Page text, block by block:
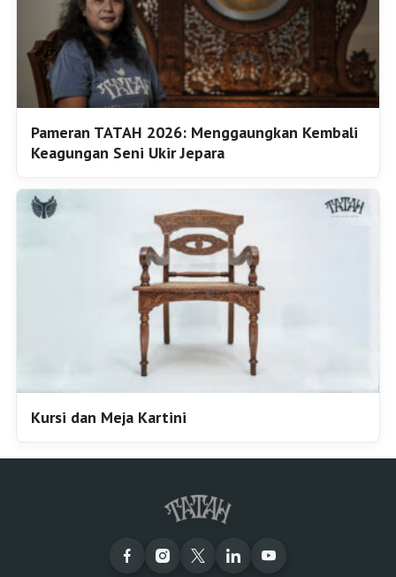
Pameran TATAH 2026: Menggaungkan Kembali
Keagungan Seni Ukir Jepara
Kursi dan Meja Kartini